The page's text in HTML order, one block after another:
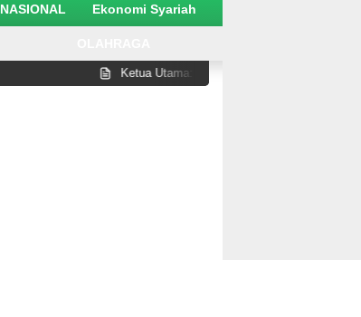
NASIONAL Ekonomi Syariah
Ketua Utama: Busur Senjata di Antara Kening Penghalang